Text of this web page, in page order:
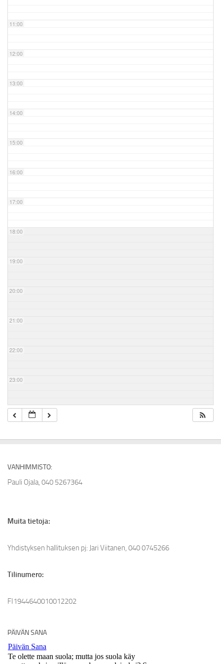
11:00
12:00
13:00
14:00
15:00
16:00
17:00
18:00
19:00
20:00
21:00
22:00
23:00
VANHIMMISTO:
Pauli Ojala, 040 5267364
Muita tietoja:
Yhdistyksen hallituksen pj: Jari Viitanen, 040 0745266
Tilinumero:
FI1944640010012202
PÄIVÄN SANA